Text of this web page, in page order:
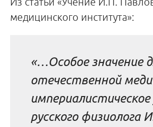
медицинского института»:
«…Особое значение
отечественной
империалистическое
русского физиолога